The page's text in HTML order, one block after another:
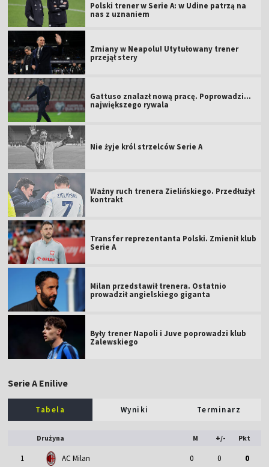
Polski trener w Serie A: w Udine patrzą na
nas z uznaniem
Zmiany w Neapolu! Utytułowany trener
przejął stery
Gattuso znalazł nową pracę. Poprowadzi...
największego rywala
Nie żyje król strzelców Serie A
Ważny ruch trenera Zielińskiego. Przedłużył
kontrakt
Transfer reprezentanta Polski. Zmienił klub
Serie A
Milan przedstawił trenera. Ostatnio
prowadził angielskiego giganta
Były trener Napoli i Juve poprowadzi klub
Zalewskiego
Serie A Enilive
Tabela Wyniki Terminarz
Drużyna M +/- Pkt
1 AC Milan 0 0 0